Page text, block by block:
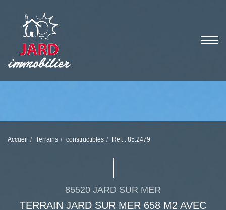
Accueil Terrains constructibles Ref. : 85.2479
85520 JARD SUR MER
TERRAIN JARD SUR MER 658 M2 AVEC